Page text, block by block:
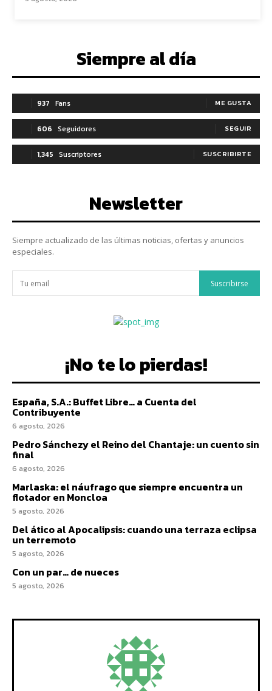
Siempre al día
937 Fans ME GUSTA
606 Seguidores SEGUIR
1,345 Suscriptores SUSCRIBIRTE
Newsletter
Siempre actualizado de las últimas noticias, ofertas y anuncios
especiales.
Suscribirse
¡No te lo pierdas!
España, S.A.: Buffet Libre… a Cuenta del
Contribuyente
6 agosto, 2026
Pedro Sánchezy el Reino del Chantaje: un cuento sin
final
6 agosto, 2026
Marlaska: el náufrago que siempre encuentra un
flotador en Moncloa
5 agosto, 2026
Del ático al Apocalipsis: cuando una terraza eclipsa
un terremoto
5 agosto, 2026
Con un par… de nueces
5 agosto, 2026